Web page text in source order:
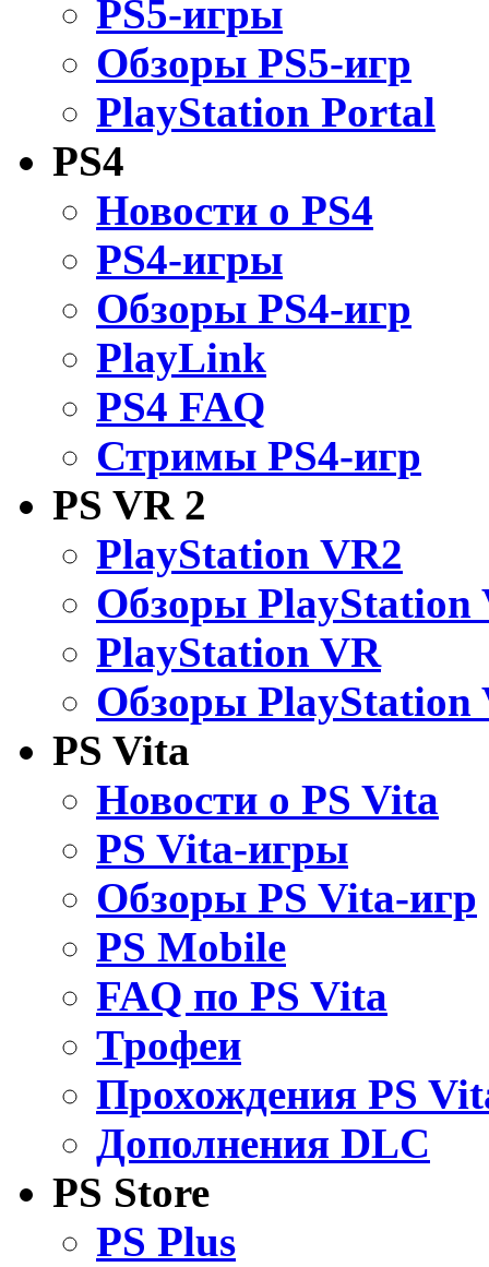
PS5-игры
Обзоры PS5-игр
PlayStation Portal
PS4
Новости о PS4
PS4-игры
Обзоры PS4-игр
PlayLink
PS4 FAQ
Стримы PS4-игр
PS VR 2
PlayStation VR2
Обзоры PlayStation
PlayStation VR
Обзоры PlayStation
PS Vita
Новости о PS Vita
PS Vita-игры
Обзоры PS Vita-игр
PS Mobile
FAQ по PS Vita
Трофеи
Прохождения PS
Дополнения DLC
PS Store
PS Plus